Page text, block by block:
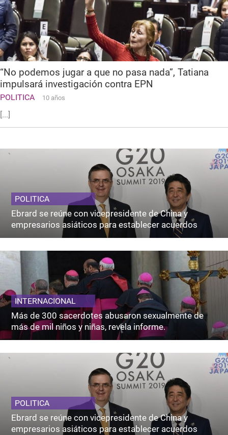
“No podemos jugar a que no pasa nada”, Tatiana
impulsará investigación contra EPN
POLITICA 10 años
[...]
POLITICA
Ebrard se reúne con vicepresidente de China y
empresarios asiáticos para establecer acuerdos
INTERNACIONAL
Más de 300 sacerdotes abusaron sexualmente de
más de mil niños y niñas, revela informe.
POLITICA
Ebrard se reúne con vicepresidente de China y
empresarios asiáticos para establecer acuerdos